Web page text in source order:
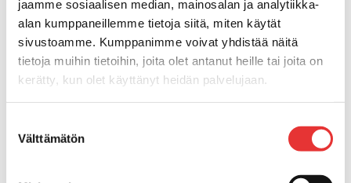
jaamme sosiaalisen median, mainosalan ja analytiikka-
alan kumppaneillemme tietoja siitä, miten käytät
sivustoamme. Kumppanimme voivat yhdistää näitä
tietoja muihin tietoihin, joita olet antanut heille tai joita on
kerätty, kun olet käyttänyt heidän palvelujaan.
valinta
Välttämätön
Tuolinjalat
Tuolit
Venetuolit
Veneen kiinnitys
Venerenkaat ja silmukkapultit/-